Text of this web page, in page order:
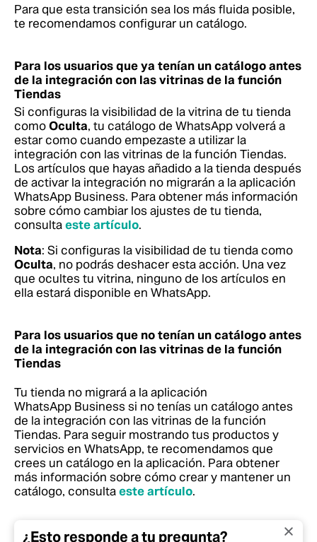
Para que esta transición sea los más fluida posible,
te recomendamos configurar un catálogo.
Para los usuarios que ya tenían un catálogo antes
de la integración con las vitrinas de la función
Tiendas
Si configuras la visibilidad de la vitrina de tu tienda
comoOculta, tu catálogo de WhatsApp volverá a
estar como cuando empezaste a utilizar la
integración con las vitrinas de la función Tiendas.
Los artículos que hayas añadido a la tienda después
de activar la integración no migrarán a la aplicación
WhatsApp Business. Para obtener más información
sobre cómo cambiar los ajustes de tu tienda,
consultaeste artículo.
Nota: Si configuras la visibilidad de tu tienda como
Oculta, no podrás deshacer esta acción. Una vez
que ocultes tu vitrina, ninguno de los artículos en
ella estará disponible en WhatsApp.
Para los usuarios que no tenían un catálogo antes
de la integración con las vitrinas de la función
Tiendas
Tu tienda no migrará a la aplicación
WhatsApp Business si no tenías un catálogo antes
de la integración con las vitrinas de la función
Tiendas. Para seguir mostrando tus productos y
servicios en WhatsApp, te recomendamos que
crees un catálogo en la aplicación. Para obtener
más información sobre cómo crear y mantener un
catálogo, consultaeste artículo.
¿Esto responde a tu pregunta?